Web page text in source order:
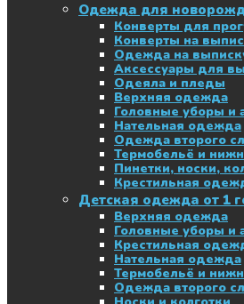
Одежда для
Конверты для
Конверты на
Одежда на
Аксессуары для
Одеяла и пледы
Верхняя одежда
Головные уборы и
Нательная одежда
Одежда второго
Термобельё и
Пинетки, носки,
Крестильная
Детская одежда от 1
Верхняя одежда
Головные уборы и
Крестильная
Нательная одежда
Термобельё и
Одежда второго